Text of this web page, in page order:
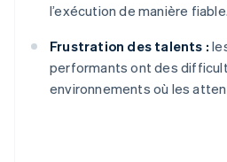
l’exécution de manière fiable.
Frustration des talents :
performants ont des
environnements où les